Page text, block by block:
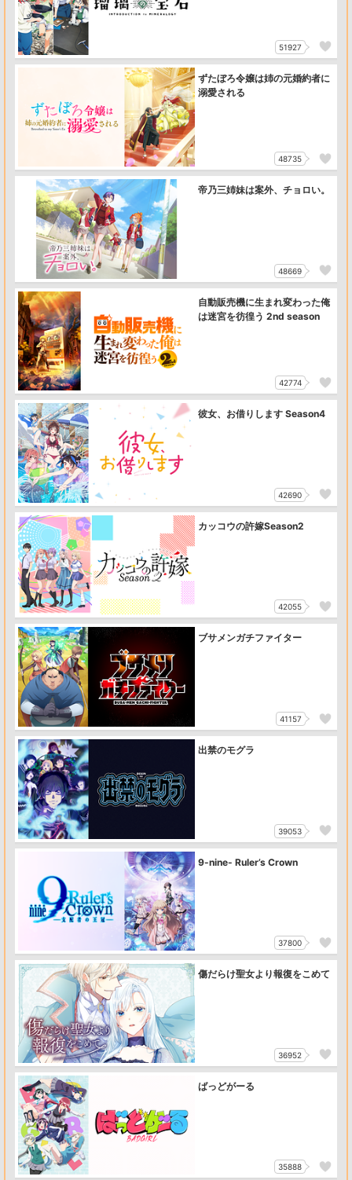
51927
ずたぼろ令嬢は姉の元婚約者に
溺愛される
48735
帝乃三姉妹は案外、チョロい。
48669
自動販売機に生まれ変わった俺
は迷宮を彷徨う 2nd season
42774
彼女、お借りします Season4
42690
カッコウの許嫁Season2
42055
ブサメンガチファイター
41157
出禁のモグラ
39053
9-nine- Ruler’s Crown
37800
傷だらけ聖女より報復をこめて
36952
ばっどがーる
35888